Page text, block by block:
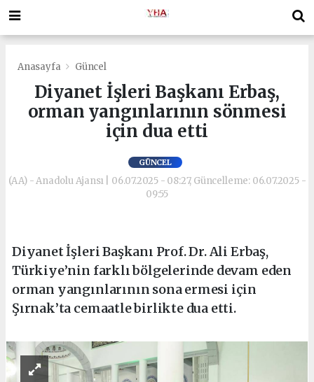
Anasayfa Güncel
Diyanet İşleri Başkanı Erbaş,
orman yangınlarının sönmesi
için dua etti
GÜNCEL
(AA) - Anadolu Ajansı | 06.07.2025 - 08:27, Güncelleme: 06.07.2025 -
09:55
Diyanet İşleri Başkanı Prof. Dr. Ali Erbaş,
Türkiye’nin farklı bölgelerinde devam eden
orman yangınlarının sona ermesi için
Şırnak’ta cemaatle birlikte dua etti.